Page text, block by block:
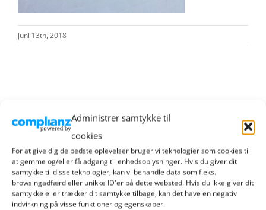
Administrer samtykke til
cookies
For at give dig de bedste oplevelser bruger vi teknologier som cookies til
at gemme og/eller få adgang til enhedsoplysninger. Hvis du giver dit
samtykke til disse teknologier, kan vi behandle data som f.eks.
browsingadfærd eller unikke ID'er på dette websted. Hvis du ikke giver dit
samtykke eller trækker dit samtykke tilbage, kan det have en negativ
indvirkning på visse funktioner og egenskaber.
juni 13th, 2018
RIBE HANDEL
Sct. Nicolaj Gade 1
6760 Ribe